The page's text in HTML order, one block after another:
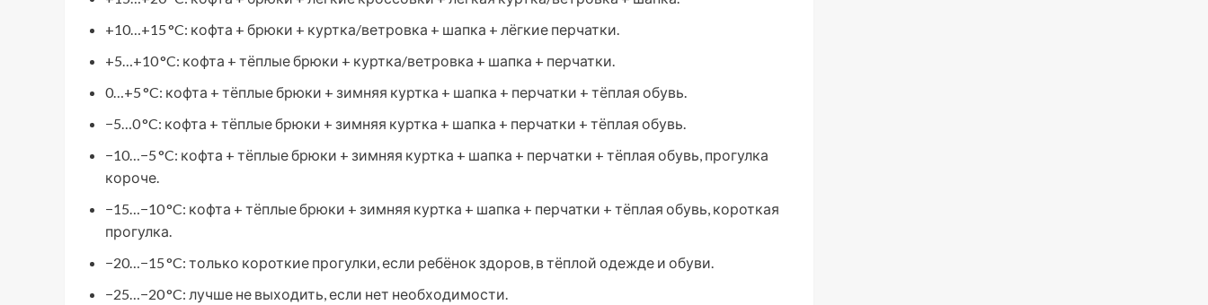
+10…+15 °C: кофта + брюки + куртка/ветровка + шапка + лёгкие перчатки.
+5…+10 °C: кофта + тёплые брюки + куртка/ветровка + шапка + перчатки.
0…+5 °C: кофта + тёплые брюки + зимняя куртка + шапка + перчатки + тёплая обувь.
−5…0 °C: кофта + тёплые брюки + зимняя куртка + шапка + перчатки + тёплая обувь.
−10…−5 °C: кофта + тёплые брюки + зимняя куртка + шапка + перчатки + тёплая обувь, прогулка
короче.
−15…−10 °C: кофта + тёплые брюки + зимняя куртка + шапка + перчатки + тёплая обувь, короткая
прогулка.
−20…−15 °C: только короткие прогулки, если ребёнок здоров, в тёплой одежде и обуви.
−25…−20 °C: лучше не выходить, если нет необходимости.